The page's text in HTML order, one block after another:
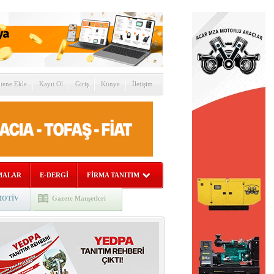
Ekle Kayıt Ol Giriş Künye İletişim
E-DERGİ FİRMA TANITIM
Gazete Manşetleri